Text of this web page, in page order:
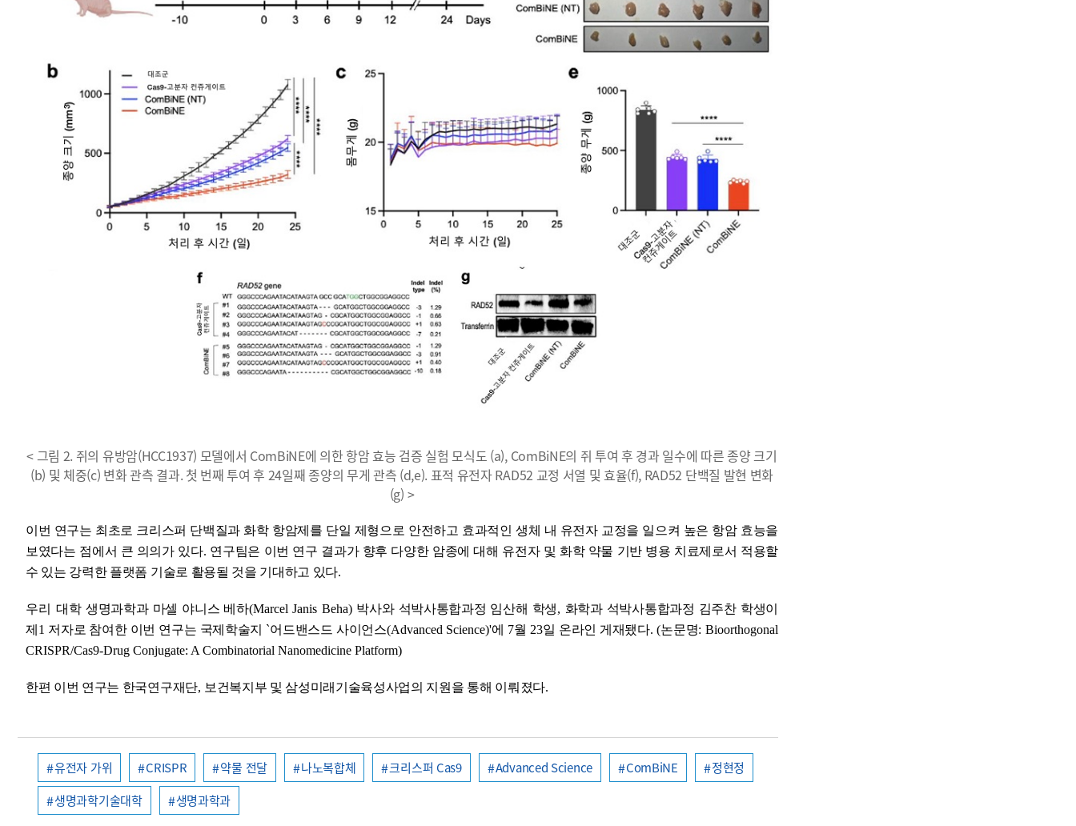
< 그림 2. 쥐의 유방암(HCC1937) 모델에서 ComBiNE에 의한 항암 효능 검증 실험 모식도 (a), ComBiNE의 쥐 투여 후 경과 일수에 따른 종양 크기
(b) 및 체중(c) 변화 관측 결과. 첫 번째 투여 후 24일째 종양의 무게 관측 (d,e). 표적 유전자 RAD52 교정 서열 및 효율(f), RAD52 단백질 발현 변화
(g) >
이번 연구는 최초로 크리스퍼 단백질과 화학 항암제를 단일 제형으로 안전하고 효과적인 생체 내 유전자 교정을 일으켜 높은 항암 효능을
보였다는 점에서 큰 의의가 있다. 연구팀은 이번 연구 결과가 향후 다양한 암종에 대해 유전자 및 화학 약물 기반 병용 치료제로서 적용할
수 있는 강력한 플랫폼 기술로 활용될 것을 기대하고 있다.
우리 대학생명과학과 마셀 야니스 베하(Marcel Janis Beha) 박사와 석박사통합과정 임산해 학생, 화학과 석박사통합과정 김주찬 학생이
제 1 저자로 참여한 이번 연구는 국제학술지 `어드밴스드 사이언스(Advanced Science)'에 7월 23일 온라인 게재됐다. (논문명: Bioorthogonal
CRISPR/Cas9-Drug Conjugate: A Combinatorial Nanomedicine Platform)
한편 이번 연구는 한국연구재단, 보건복지부 및 삼성미래기술육성사업의 지원을 통해 이뤄졌다.
유전자 가위 CRISPR 약물 전달 나노복합체 크리스퍼 Cas9 Advanced Science ComBiNE
정현정
생명과학기술대학
생명과학과